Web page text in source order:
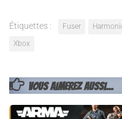
Étiquettes : Fuser
Xbox
VOUS AIMEREZ AUSSI...